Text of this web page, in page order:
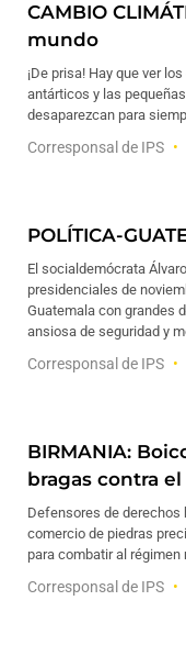
CAMBIO
mundo
¡De prisa! Hay que ver
antárticos y las
desaparezcan para
Corresponsal de IPS
POLÍTICA-
El socialdemócrata
presidenciales de
Guatemala con grandes
ansiosa de seguridad y
Corresponsal de IPS
BIRMANIA:
bragas contra
Defensores de derechos
comercio de piedras
para combatir al
Corresponsal de IPS